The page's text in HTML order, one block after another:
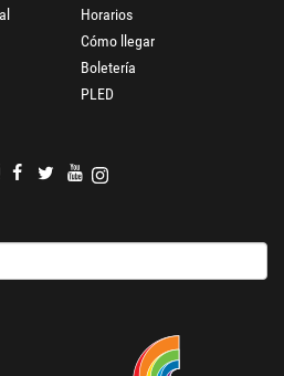
Horarios
Cómo llegar
Boletería
PLED